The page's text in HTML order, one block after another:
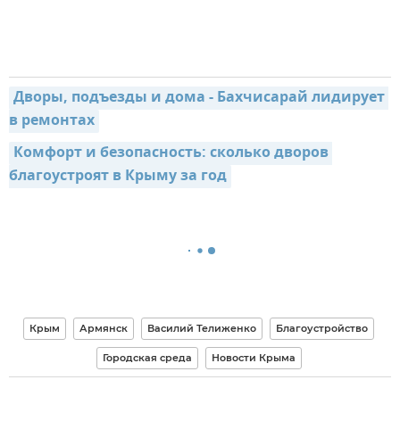
Дворы, подъезды и дома - Бахчисарай лидирует
в ремонтах
Комфорт и безопасность: сколько дворов
благоустроят в Крыму за год
Крым Армянск Василий Телиженко Благоустройство
Городская среда Новости Крыма